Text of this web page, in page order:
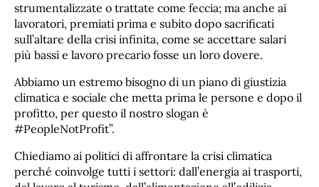
strumentalizzate o trattate come feccia; ma anche ai
lavoratori, premiati prima e subito dopo sacrificati
sull’altare della crisi infinita, come se accettare salari
più bassi e lavoro precario fosse un loro dovere.
Abbiamo un estremo bisogno di un piano di giustizia
climatica e sociale che metta prima le persone e dopo il
profitto, per questo il nostro slogan è
#PeopleNotProfit”.
Chiediamo ai politici di affrontare la crisi climatica
perché coinvolge tutti i settori: dall’energia ai trasporti,